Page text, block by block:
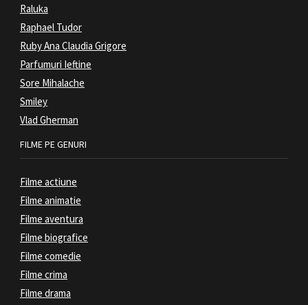
Raluka
Raphael Tudor
Ruby Ana Claudia Grigore
Parfumuri Ieftine
Sore Mihalache
Smiley
Vlad Gherman
FILME PE GENURI
Filme actiune
Filme animatie
Filme aventura
Filme biografice
Filme comedie
Filme crima
Filme drama